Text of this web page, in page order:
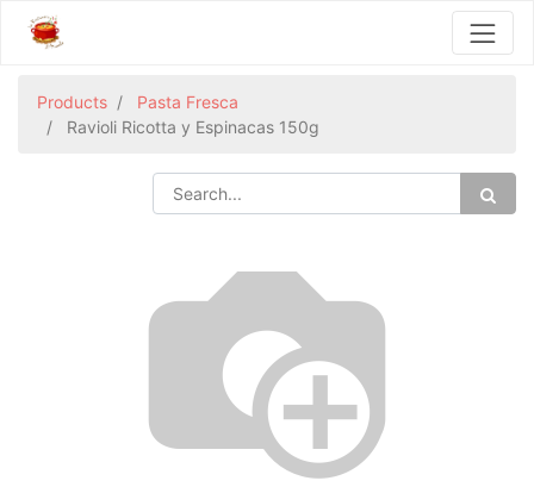
Products
Pasta Fresca
Ravioli Ricotta y Espinacas 150g